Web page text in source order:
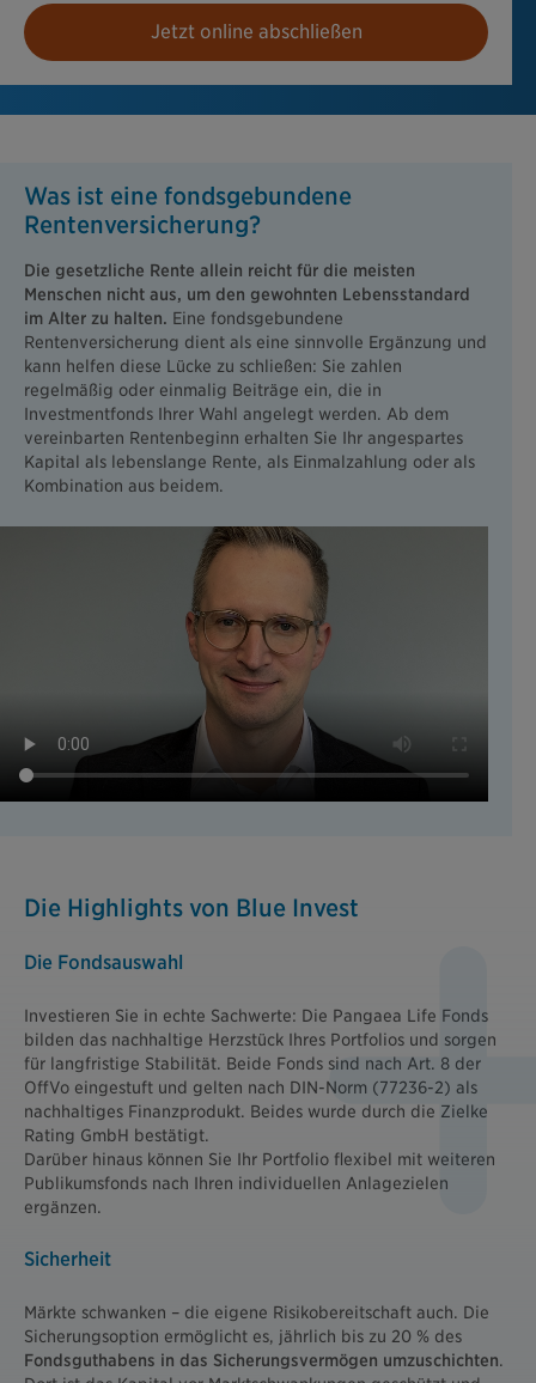
Jetzt online abschließen
Was ist eine fondsgebundene
Rentenversicherung?
Die gesetzliche Rente allein reicht für die meisten
Menschen nicht aus, um den gewohnten Lebensstandard
im Alter zu halten. Eine fondsgebundene
Rentenversicherung dient als eine sinnvolle Ergänzung und
kann helfen diese Lücke zu schließen: Sie zahlen
regelmäßig oder einmalig Beiträge ein, die in
Investmentfonds Ihrer Wahl angelegt werden. Ab dem
vereinbarten Rentenbeginn erhalten Sie Ihr angespartes
Kapital als lebenslange Rente, als Einmalzahlung oder als
Kombination aus beidem.
Die Highlights von Blue Invest
Die Fondsauswahl
Investieren Sie in echte Sachwerte: Die Pangaea Life Fonds
bilden das nachhaltige Herzstück Ihres Portfolios und sorgen
für langfristige Stabilität. Beide Fonds sind nach Art. 8 der
OffVo eingestuft und gelten nach DIN-Norm (77236-2) als
nachhaltiges Finanzprodukt. Beides wurde durch die Zielke
Rating GmbH bestätigt.
Darüber hinaus können Sie Ihr Portfolio flexibel mit weiteren
Publikumsfonds nach Ihren individuellen Anlagezielen
ergänzen.
Sicherheit
Märkte schwanken – die eigene Risikobereitschaft auch. Die
Sicherungsoption ermöglicht es, jährlich bis zu 20 % des
Fondsguthabens in das Sicherungsvermögen umzuschichten.